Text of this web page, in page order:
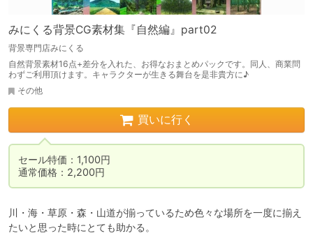
みにくる背景CG素材集『自然編』part02
背景専門店みにくる
自然背景素材16点+差分を入れた、お得なおまとめパックです。同人、商業問
わずご利用頂けます。キャラクターが生きる舞台を是非貴方に♪
その他
買いに行く
セール特価：1,100円
通常価格：2,200円
川・海・草原・森・山道が揃っているため色々な場所を一度に揃え
たいと思った時にとても助かる。